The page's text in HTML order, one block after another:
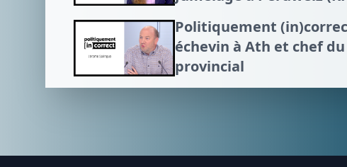
Politiquement
échevin à Ath et chef
provincial